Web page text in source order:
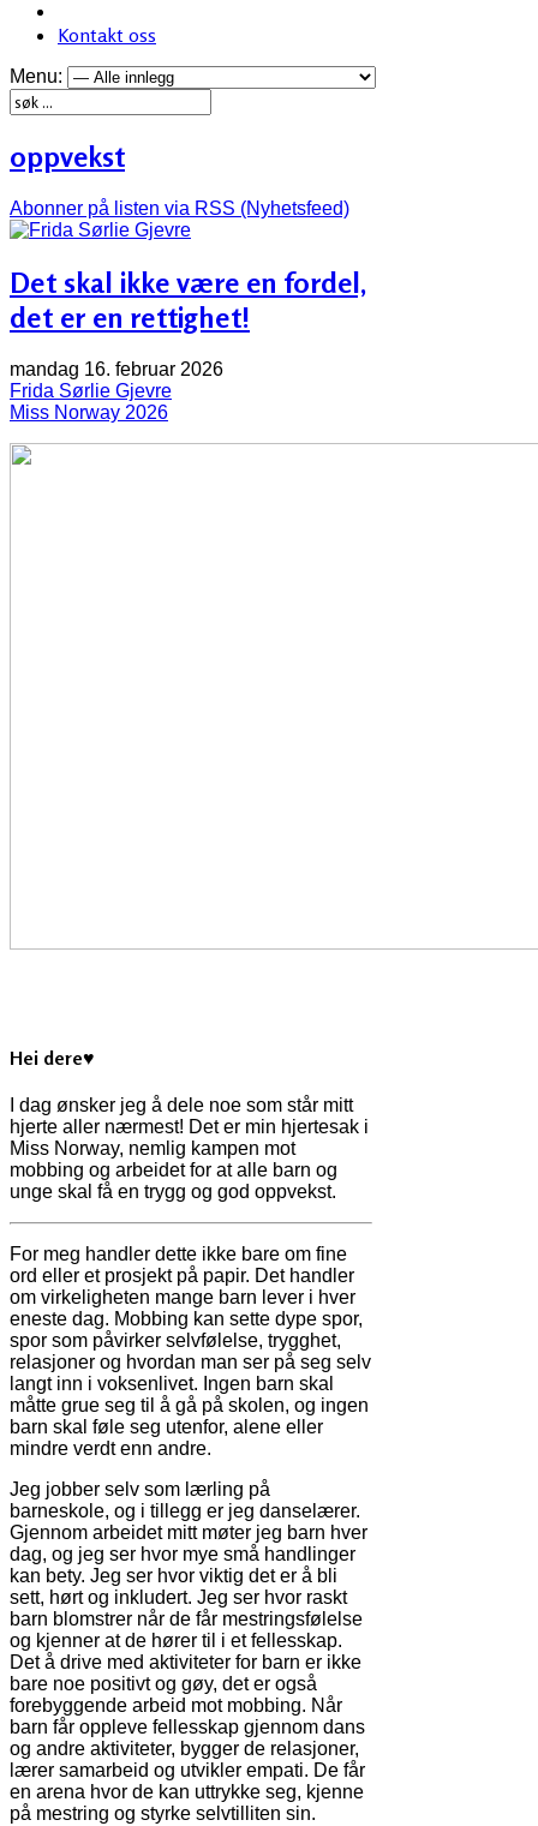
Kontakt oss
Menu:
oppvekst
Abonner på listen via RSS (Nyhetsfeed)
Det skal ikke være en fordel,
det er en rettighet!
mandag 16. februar 2026
Frida Sørlie Gjevre
Miss Norway 2026
Hei dere♥
I dag ønsker jeg å dele noe som står mitt
hjerte aller nærmest! Det er min hjertesak i
Miss Norway, nemlig kampen mot
mobbing og arbeidet for at alle barn og
unge skal få en trygg og god oppvekst.
For meg handler dette ikke bare om fine
ord eller et prosjekt på papir. Det handler
om virkeligheten mange barn lever i hver
eneste dag. Mobbing kan sette dype spor,
spor som påvirker selvfølelse, trygghet,
relasjoner og hvordan man ser på seg selv
langt inn i voksenlivet. Ingen barn skal
måtte grue seg til å gå på skolen, og ingen
barn skal føle seg utenfor, alene eller
mindre verdt enn andre.
Jeg jobber selv som lærling på
barneskole, og i tillegg er jeg danselærer.
Gjennom arbeidet mitt møter jeg barn hver
dag, og jeg ser hvor mye små handlinger
kan bety. Jeg ser hvor viktig det er å bli
sett, hørt og inkludert. Jeg ser hvor raskt
barn blomstrer når de får mestringsfølelse
og kjenner at de hører til i et fellesskap.
Det å drive med aktiviteter for barn er ikke
bare noe positivt og gøy, det er også
forebyggende arbeid mot mobbing. Når
barn får oppleve fellesskap gjennom dans
og andre aktiviteter, bygger de relasjoner,
lærer samarbeid og utvikler empati. De får
en arena hvor de kan uttrykke seg, kjenne
på mestring og styrke selvtilliten sin.